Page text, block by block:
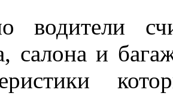
водители
салона и